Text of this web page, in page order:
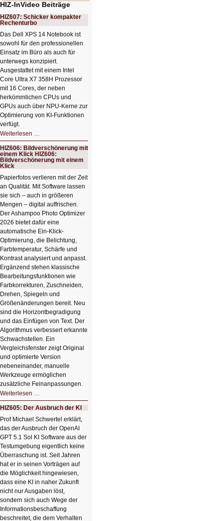
HIZ-InVideo Beiträge
HIZ607: Schicker kompakter
Rechenturbo
Das Dell XPS 14 Notebook ist
sowohl für den professionellen
Einsatz im Büro als auch für
unterwegs konzipiert.
Ausgestattet mit einem Intel
Core Ultra X7 358H Prozessor
mit 16 Cores, der neben
herkömmlichen CPUs und
GPUs auch über NPU-Kerne zur
Optimierung von KI-Funktionen
verfügt.
Weiterlesen …
Schicker
kompakter
Rechenturbo
HIZ606: Bildverschönerung mit
einem Klick HIZ606:
Bildverschönerung mit einem
Klick
Papierfotos verlieren mit der Zeit
an Qualität. Mit Software lassen
sie sich – auch in größeren
Mengen – digital auffrischen.
Der Ashampoo Photo Optimizer
2026 bietet dafür eine
automatische Ein-Klick-
Optimierung, die Belichtung,
Farbtemperatur, Schärfe und
Kontrast analysiert und anpasst.
Ergänzend stehen klassische
Bearbeitungsfunktionen wie
Farbkorrekturen, Zuschneiden,
Drehen, Spiegeln und
Größenänderungen bereit. Neu
sind die Horizontbegradigung
und das Einfügen von Text. Der
Algorithmus verbessert erkannte
Schwachstellen. Ein
Vergleichsfenster zeigt Original
und optimierte Version
nebeneinander, manuelle
Werkzeuge ermöglichen
zusätzliche Feinanpassungen.
Weiterlesen …
Bildverschönerung
mit
einem
Klick
HIZ606:
Bildverschönerung
mit
einem
Klick
HIZ605: Der Ausbruch der KI
Prof Michael Schwertel erklärt,
das der Ausbruch der OpenAI
GPT 5.1 Sol KI Software aus der
Testumgebung eigentlich keine
Überraschung ist. Seit Jahren
hat er in seinen Vorträgen auf
die Möglichkeit hingewiesen,
dass eine KI in naher Zukunft
nicht nur Ausgaben löst,
sondern sich auch Wege der
Informationsbeschaffung
beschreitet, die dem Verhalten